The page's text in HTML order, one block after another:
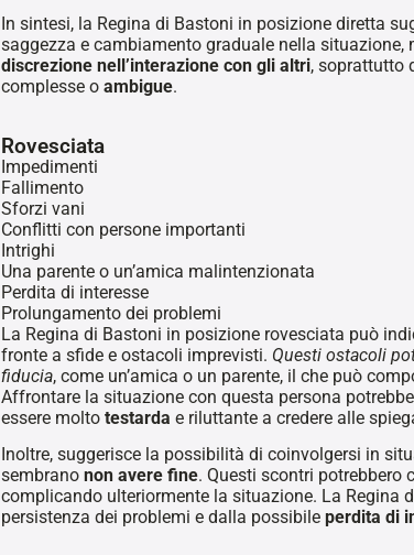
In sintesi, la Regina di Bastoni in posizione diretta
saggezza e cambiamento graduale nella
discrezione nell’interazione con gli altri, soprattutto
complesse o ambigue.
Rovesciata
Impedimenti
Fallimento
Sforzi vani
Conflitti con persone importanti
Intrighi
Una parente o un’amica malintenzionata
Perdita di interesse
Prolungamento dei problemi
La Regina di Bastoni in posizione rovesciata può
fronte a sfide e ostacoli imprevisti. Questi ostacoli
fiducia, come un’amica o un parente, il che può
Affrontare la situazione con questa persona
essere molto testarda e riluttante a credere alle
Inoltre, suggerisce la possibilità di coinvolgersi in
sembranonon avere fine. Questi scontri potrebbero
complicando ulteriormente la situazione. La Regina
persistenza dei problemi e dalla possibile perdita di